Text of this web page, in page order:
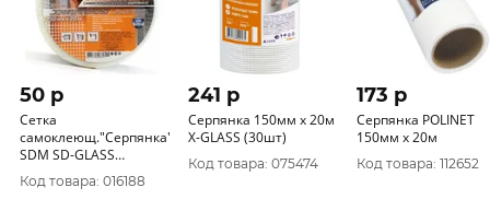
50 p
Сетка
самоклеющ."Серпянка"
SDM SD-GLASS
50ммх20м для
внутр.работ 0187
Код товара: 016188
241 p
Серпянка 150мм х 20м
X-GLASS (30шт)
Код товара: 075474
173 p
Серпянка POLINET
150мм х 20м
Код товара: 112652